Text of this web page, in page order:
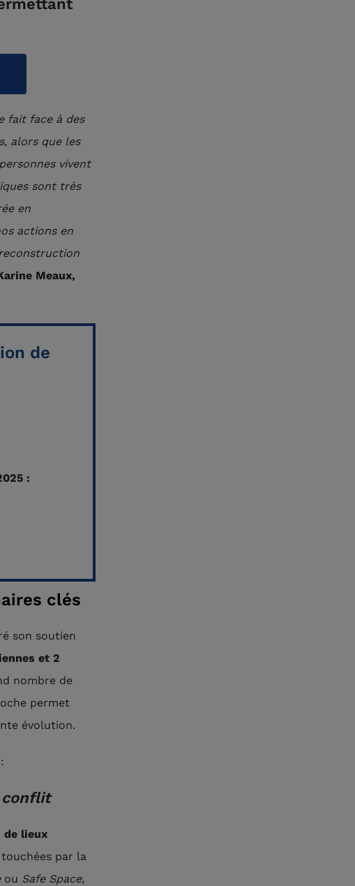
fait face à des
alors que les
vivent
sont très
en
actions en
Meaux,
de
:
clés
son soutien
et 2
nombre de
permet
évolution.
conflit
de lieux
par la
ou Safe Space,